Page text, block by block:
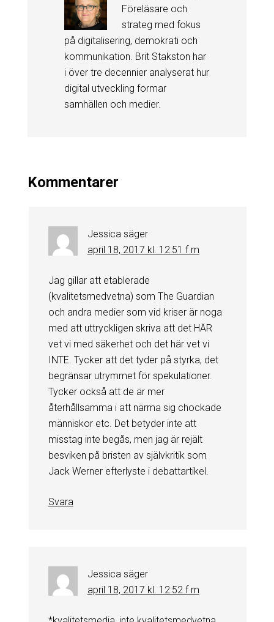
Föreläsare och
strateg med fokus
på digitalisering, demokrati och
kommunikation. Brit Stakston har
i över tre decennier analyserat hur
digital utveckling formar
samhällen och medier.
Kommentarer
Jessica säger
april 18, 2017 kl. 12:51 f m
Jag gillar att etablerade
(kvalitetsmedvetna) som The Guardian
och andra medier som vid kriser är noga
med att uttryckligen skriva att det HÄR
vet vi med säkerhet och det här vet vi
INTE. Tycker att det tyder på styrka, det
begränsar utrymmet för spekulationer.
Tycker också att de är mer
återhållsamma i att närma sig chockade
människor etc. Det betyder inte att
misstag inte begås, men jag är rejält
besviken på bristen av självkritik som
Jack Werner efterlyste i debattartikel.
Svara
Jessica säger
april 18, 2017 kl. 12:52 f m